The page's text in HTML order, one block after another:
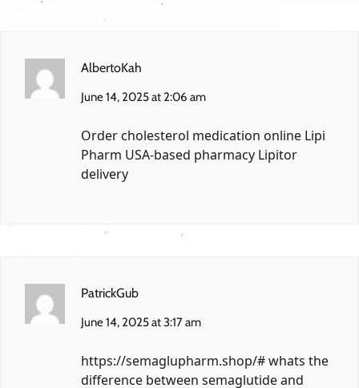
AlbertoKah
June 14, 2025 at 2:06 am
Order cholesterol medication online Lipi
Pharm USA-based pharmacy Lipitor
delivery
PatrickGub
June 14, 2025 at 3:17 am
https://semaglupharm.shop/#whats the
difference between semaglutide and